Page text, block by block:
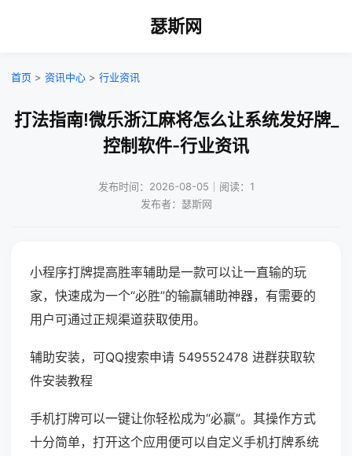
瑟斯网
首页 > 资讯中心 > 行业资讯
打法指南!微乐浙江麻将怎么让系统发好牌_
控制软件-行业资讯
发布时间：2026-08-05｜阅读：1
发布者：瑟斯网
小程序打牌提高胜率辅助是一款可以让一直输的玩
家，快速成为一个“必胜”的输赢辅助神器，有需要的
用户可通过正规渠道获取使用。
辅助安装，可QQ搜索申请 549552478 进群获取软
件安装教程
手机打牌可以一键让你轻松成为“必赢”。其操作方式
十分简单，打开这个应用便可以自定义手机打牌系统